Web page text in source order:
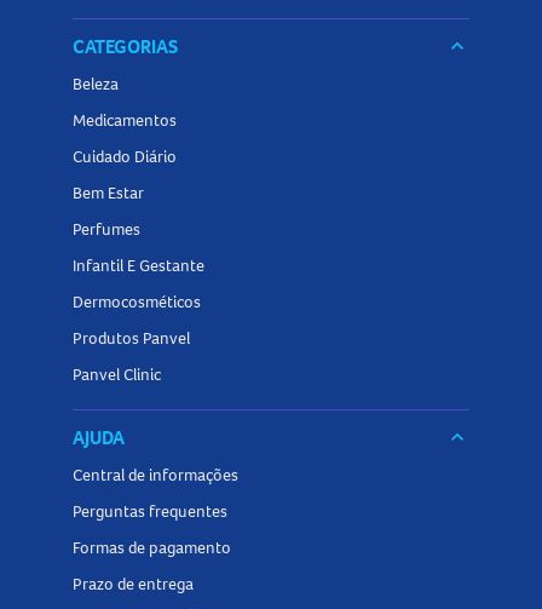
CATEGORIAS keyboard_arrow_down
Beleza
Medicamentos
Cuidado Diário
Bem Estar
Perfumes
Infantil E Gestante
Dermocosméticos
Produtos Panvel
Panvel Clinic
AJUDA keyboard_arrow_down
Central de informações
Perguntas frequentes
Formas de pagamento
Prazo de entrega